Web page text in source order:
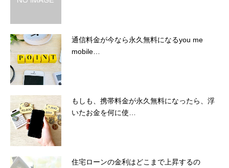
通信料金が今なら永久無料になるyou me
mobile…
もしも、携帯料金が永久無料になったら、浮
いたお金を何に使…
住宅ローンの金利はどこまで上昇するの